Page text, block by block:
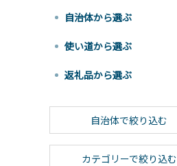
自治体から選ぶ
使い道から選ぶ
返礼品から選ぶ
自治体で絞り込む
カテゴリーで絞り込む